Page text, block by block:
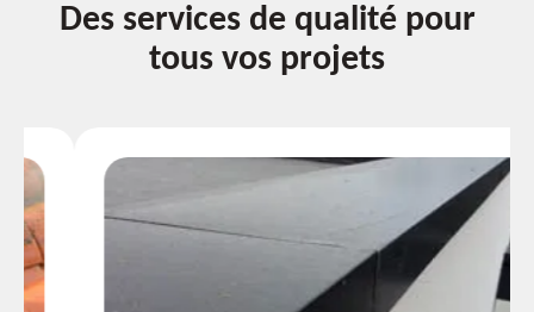
Des services de qualité pour
tous vos projets